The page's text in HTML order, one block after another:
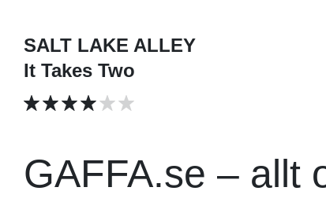
SALT LAKE ALLEY
It Takes Two
GAFFA.se – allt